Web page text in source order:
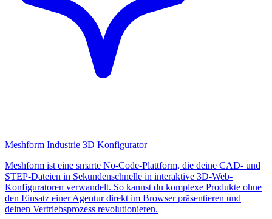
Meshform Industrie 3D Konfigurator
Meshform ist eine smarte No-Code-Plattform, die deine CAD- und
STEP-Dateien in Sekundenschnelle in interaktive 3D-Web-
Konfiguratoren verwandelt. So kannst du komplexe Produkte ohne
den Einsatz einer Agentur direkt im Browser präsentieren und
deinen Vertriebsprozess revolutionieren.